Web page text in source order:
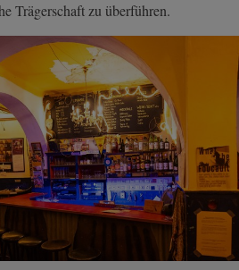
Trägerschaft zu überführen.